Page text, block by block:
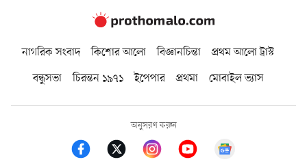
নাগরিক সংবাদ কিশোর আলো বিজ্ঞানচিন্তা
প্রথম আলো ট্রাস্ট
বন্ধুসভা
চিরন্তন ১৯৭১ ইপেপার প্রথমা মোবাইল ভ্যাস
অনুসরণ করুন